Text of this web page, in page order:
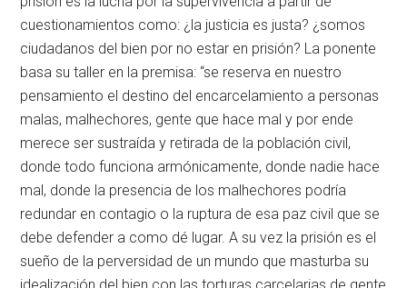
cuestionamientos como: ¿la justicia es justa? ¿somos
ciudadanos del bien por no estar en prisión? La ponente
basa su taller en la premisa: “se reserva en nuestro
pensamiento el destino del encarcelamiento a personas
malas, malhechores, gente que hace mal y por ende
merece ser sustraída y retirada de la población civil,
donde todo funciona armónicamente, donde nadie hace
mal, donde la presencia de los malhechores podría
redundar en contagio o la ruptura de esa paz civil que se
debe defender a como dé lugar. A su vez la prisión es el
sueño de la perversidad de un mundo que masturba su